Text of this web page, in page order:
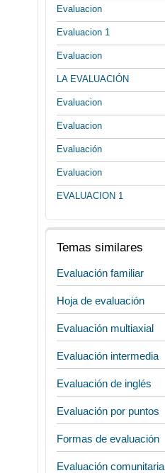
Evaluacion
Evaluacion 1
Evaluacion
LA EVALUACIÓN
Evaluacion
Evaluacion
Evaluación
Evaluacion
EVALUACION 1
Temas similares
Evaluación familiar
Hoja de evaluación
Evaluación multiaxial
Evaluación intermedia
Evaluación de inglés
Evaluación por puntos
Formas de evaluación
Evaluación comunitaria